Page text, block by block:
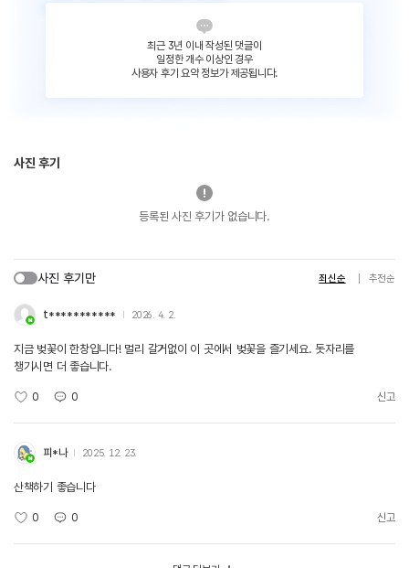
최근 3년 이내 작성된 댓글이
일정한 개수 이상인 경우
사용자 후기 요약 정보가 제공됩니다.
사진 후기
등록된 사진 후기가 없습니다.
사진 후기만 최신순 추천순
t*********** 2026. 4. 2.
지금 벚꽃이 한창입니다! 멀리 갈거없이 이 곳에서 벚꽃을 즐기세요. 돗자리를
챙기시면 더 좋습니다.
0 0 신고
피*나 2025. 12. 23.
산책하기 좋습니다
0 0 신고